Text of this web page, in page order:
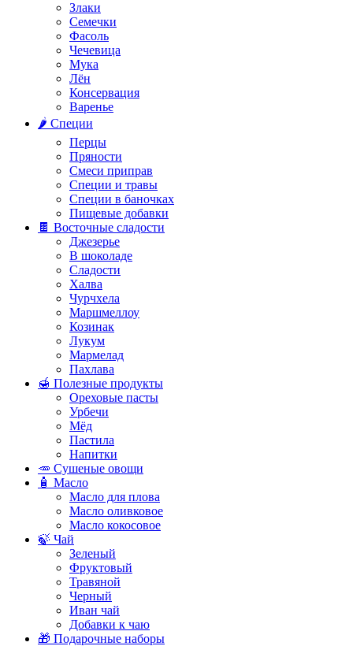
Злаки
Семечки
Фасоль
Чечевица
Мука
Лён
Консервация
Варенье
🌶️ Специи
Перцы
Пряности
Смеси приправ
Специи и травы
Специи в баночках
Пищевые добавки
🍫 Восточные сладости
Джезерье
В шоколаде
Сладости
Халва
Чурчхела
Маршмеллоу
Козинак
Лукум
Мармелад
Пахлава
🍯 Полезные продукты
Ореховые пасты
Урбечи
Мёд
Пастила
Напитки
🥕 Сушеные овощи
🧴 Масло
Масло для плова
Масло оливковое
Масло кокосовое
🍃 Чай
Зеленый
Фруктовый
Травяной
Черный
Иван чай
Добавки к чаю
🎁 Подарочные наборы